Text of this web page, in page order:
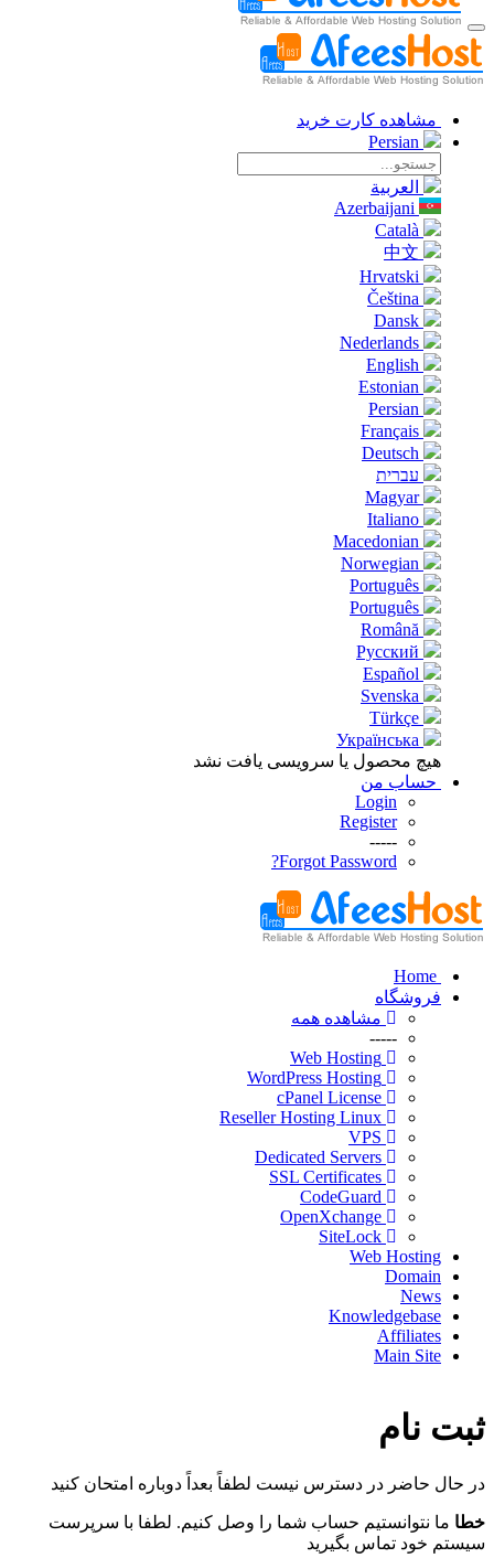
مشاهده کارت خرید
Persian
العربية
Azerbaijani
Català
中文
Hrvatski
Čeština
Dansk
Nederlands
English
Estonian
Persian
Français
Deutsch
עברית
Magyar
Italiano
Macedonian
Norwegian
Português
Português
Română
Русский
Español
Svenska
Türkçe
Українська
هیچ محصول یا سرویسی یافت نشد
حساب من
Login
Register
-----
Forgot Password?
Home
فروشگاه
مشاهده همه
-----
Web Hosting
Domain
News
Knowledgebase
Affiliates
Main Site
ثبت نام
در حال حاضر در دسترس نیست لطفاً بعداً دوباره امتحان کنید
خطا ما نتوانستیم حساب شما را وصل کنیم. لطفا با سرپرست
سیستم خود تماس بگیرید